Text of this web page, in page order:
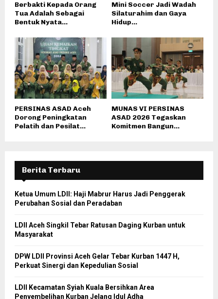
Berbakti Kepada Orang
Tua Adalah Sebagai
Bentuk Nyata...
Mini Soccer Jadi Wadah
Silaturahim dan Gaya
Hidup...
PERSINAS ASAD Aceh
Dorong Peningkatan
Pelatih dan Pesilat...
MUNAS VI PERSINAS
ASAD 2026 Tegaskan
Komitmen Bangun...
Berita Terbaru
Ketua Umum LDII: Haji Mabrur Harus Jadi Penggerak
Perubahan Sosial dan Peradaban
LDII Aceh Singkil Tebar Ratusan Daging Kurban untuk
Masyarakat
DPW LDII Provinsi Aceh Gelar Tebar Kurban 1447 H,
Perkuat Sinergi dan Kepedulian Sosial
LDII Kecamatan Syiah Kuala Bersihkan Area
Penyembelihan Kurban Jelang Idul Adha